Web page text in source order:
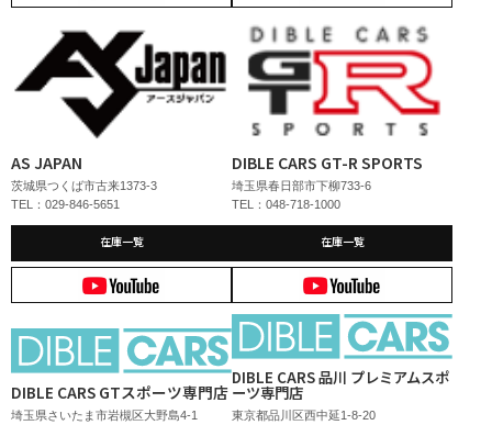
AS JAPAN
茨城県つくば市古来1373-3
TEL：029-846-5651
在庫一覧
DIBLE CARS GT-R SPORTS
埼玉県春日部市下柳733-6
TEL：048-718-1000
在庫一覧
DIBLE CARS GTスポーツ専門店
埼玉県さいたま市岩槻区大野島4-1
DIBLE CARS 品川 プレミアムスポ
ーツ専門店
東京都品川区西中延1-8-20